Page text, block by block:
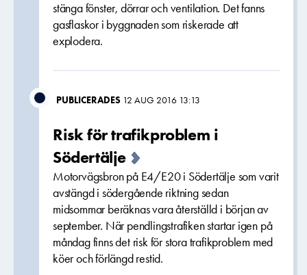
stänga fönster, dörrar och ventilation. Det fanns
gasflaskor i byggnaden som riskerade att
explodera.
PUBLICERADES 12 AUG 2016 13:13
Risk för trafikproblem i
Södertälje
Motorvägsbron på E4/E20 i Södertälje som varit
avstängd i södergående riktning sedan
midsommar beräknas vara återställd i början av
september. När pendlingstrafiken startar igen på
måndag finns det risk för stora trafikproblem med
köer och förlängd restid.